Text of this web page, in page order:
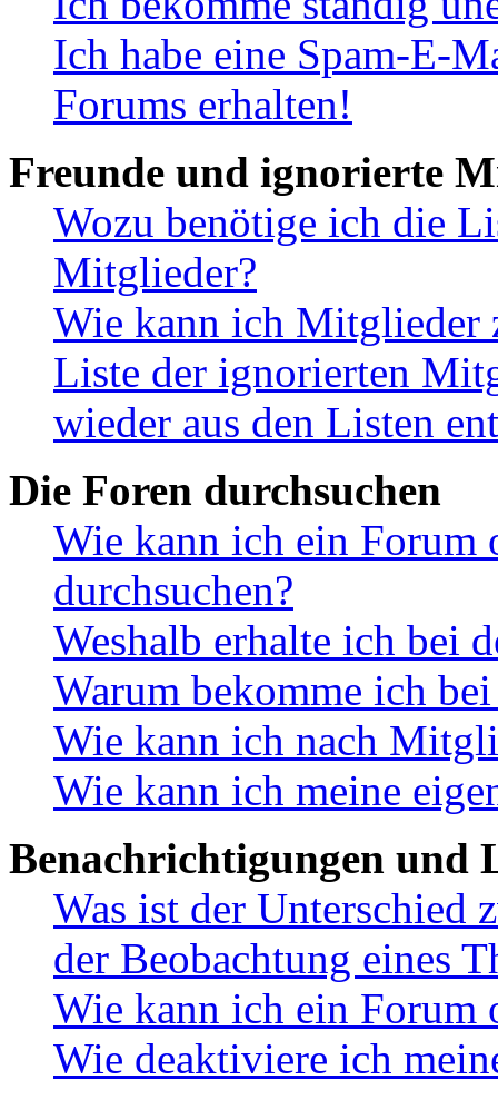
Ich habe eine Spam-E-
Forums erhalten!
Freunde und ignorierte
Wozu benötige ich die
Mitglieder?
Wie kann ich Mitglieder
Liste der ignorierten
wieder aus den Listen
Die Foren durchsuchen
Wie kann ich ein Forum
durchsuchen?
Weshalb erhalte ich bei
Warum bekomme ich
Wie kann ich nach
Wie kann ich meine
Benachrichtigungen und
Was ist der Unterschied
der Beobachtung eines
Wie kann ich ein Forum
Wie deaktiviere ich